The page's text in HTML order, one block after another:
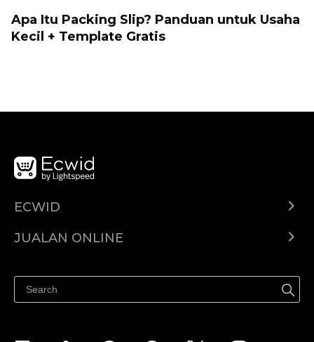
Apa Itu Packing Slip? Panduan untuk Usaha
Kecil + Template Gratis
ECWID
Pusat Bantuan
JUALAN ONLINE
Jualan di Facebook